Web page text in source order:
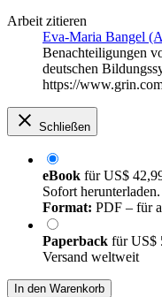
Arbeit zitieren
Eva-Maria Bangel
Benachteiligungen
deutschen
https://
Schließen
eBook fürUS$
Sofort
Format: PDF – für
Paperback fürUS$
Versand weltweit
In den Warenkorb